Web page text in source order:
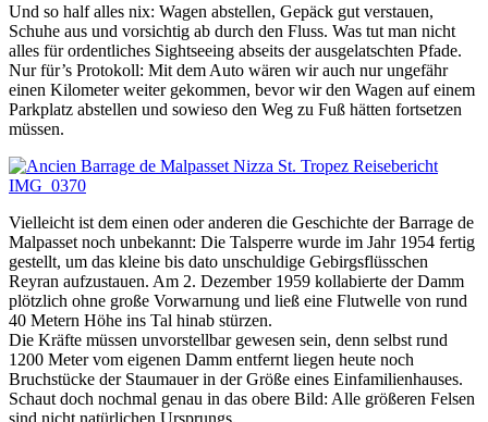
Und so half alles nix: Wagen abstellen, Gepäck gut verstauen,
Schuhe aus und vorsichtig ab durch den Fluss. Was tut man nicht
alles für ordentliches Sightseeing abseits der ausgelatschten Pfade.
Nur für’s Protokoll: Mit dem Auto wären wir auch nur ungefähr
einen Kilometer weiter gekommen, bevor wir den Wagen auf einem
Parkplatz abstellen und sowieso den Weg zu Fuß hätten fortsetzen
müssen.
Vielleicht ist dem einen oder anderen die Geschichte der Barrage de
Malpasset noch unbekannt: Die Talsperre wurde im Jahr 1954 fertig
gestellt, um das kleine bis dato unschuldige Gebirgsflüsschen
Reyran aufzustauen. Am 2. Dezember 1959 kollabierte der Damm
plötzlich ohne große Vorwarnung und ließ eine Flutwelle von rund
40 Metern Höhe ins Tal hinab stürzen.
Die Kräfte müssen unvorstellbar gewesen sein, denn selbst rund
1200 Meter vom eigenen Damm entfernt liegen heute noch
Bruchstücke der Staumauer in der Größe eines Einfamilienhauses.
Schaut doch nochmal genau in das obere Bild: Alle größeren Felsen
sind nicht natürlichen Ursprungs.